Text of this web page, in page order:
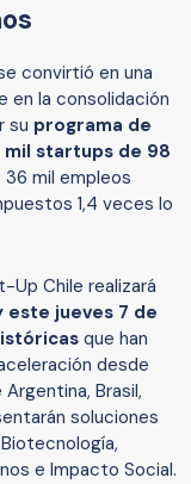
convirtió en una
en la consolidación
su programa de
mil startups de 98
36 mil empleos
1,4 veces lo
Up Chile realizará
este jueves 7 de
que han
desde
Brasil,
soluciones
e Impacto Social.